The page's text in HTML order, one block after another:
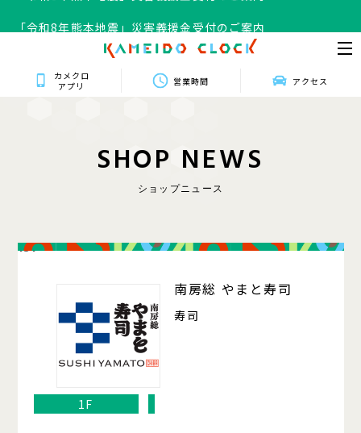
「令和8年熊本地震」災害義援金受付のご案内
カメクロ
アプリ
営業時間 アクセス
SHOP NEWS
ショップニュース
131
南房総 やまと寿司
寿司
1F